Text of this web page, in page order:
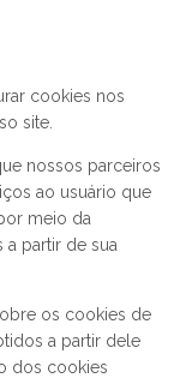
cookies nos
site.
nossos parceiros
ao usuário que
meio da
partir de sua
os cookies de
a partir dele
dos cookies